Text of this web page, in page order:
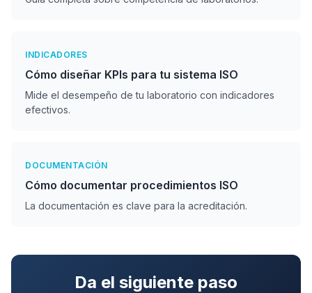
organización ya certificada en ISO 9001, la
Opción B fácilita la integración y evita
duplicación de esfuerzos.
INDICADORES
Cómo diseñar KPIs para tu sistema ISO
Mide el desempeño de tu laboratorio con indicadores
efectivos.
DOCUMENTACIÓN
Cómo documentar procedimientos ISO
La documentación es clave para la acreditación.
Da el siguiente paso